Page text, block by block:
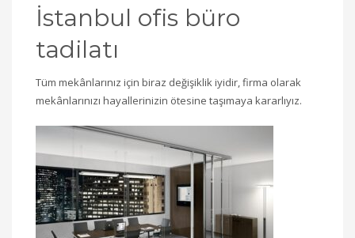
İstanbul ofis büro
tadilatı
Tüm mekânlarınız için biraz değişiklik iyidir, firma olarak
mekânlarınızı hayallerinizin ötesine taşımaya kararlıyız.